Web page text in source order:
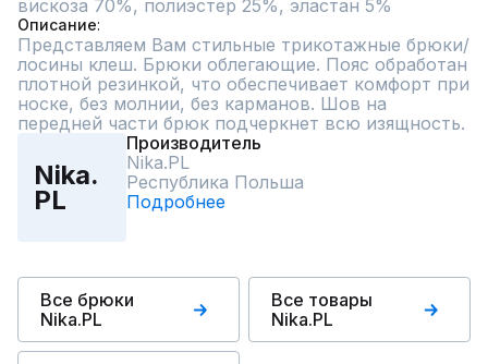
вискоза 70%, полиэстер 25%, эластан 5%
Описание
Представляем Вам стильные трикотажные брюки/
лосины клеш. Брюки облегающие. Пояс обработан
плотной резинкой, что обеспечивает комфорт при
носке, без молнии, без карманов. Шов на
передней части брюк подчеркнет всю изящность.
Nika.
PL
Производитель
Nika.PL
Республика Польша
Подробнее
Все брюки
Nika.PL
Все товары
Nika.PL